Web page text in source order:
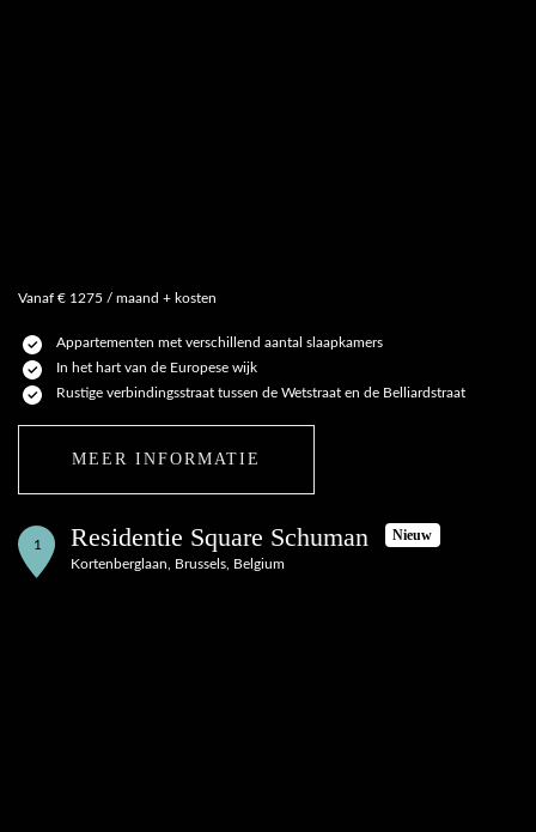
Vanaf € 1275 / maand + kosten
Appartementen met verschillend aantal slaapkamers
In het hart van de Europese wijk
Rustige verbindingsstraat tussen de Wetstraat en de Belliardstraat
MEER INFORMATIE
1 Residentie Square Schuman Nieuw
Kortenberglaan, Brussels, Belgium